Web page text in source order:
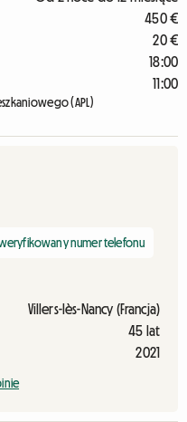
450 €
20 €
18:00
11:00
(APL)
numer telefonu
Villers-lès-Nancy (Francja)
45 lat
2021